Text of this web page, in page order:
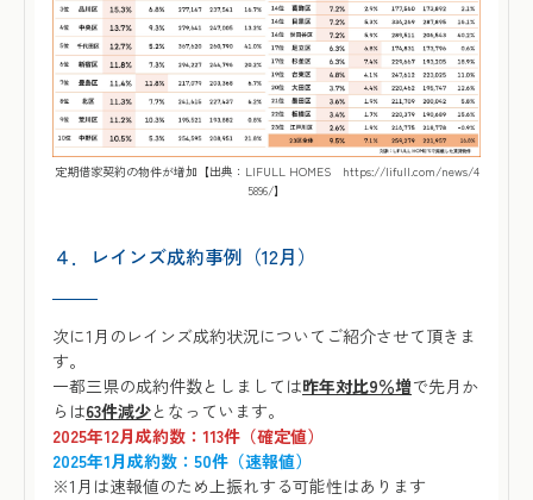
定期借家契約の物件が増加【出典：LIFULL HOMES https://lifull.com/news/4
5896/】
４．レインズ成約事例（12月）
次に1月のレインズ成約状況についてご紹介させて頂きま
す。
一都三県の成約件数としましては昨年対比9％増で先月か
らは63件減少となっています。
2025年12月成約数：113件（確定値）
2025年1月成約数：50件（速報値）
※1月は速報値のため上振れする可能性はあります